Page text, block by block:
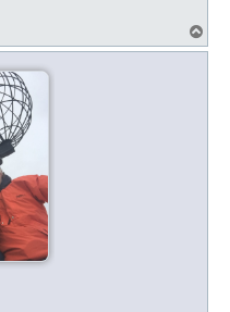
a
t
d
a
t
e
n
v
o
n
b
f
b
a